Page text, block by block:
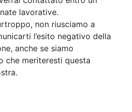
lavorative.
non riusciamo a
l’esito negativo della
anche se siamo
che meriteresti questa